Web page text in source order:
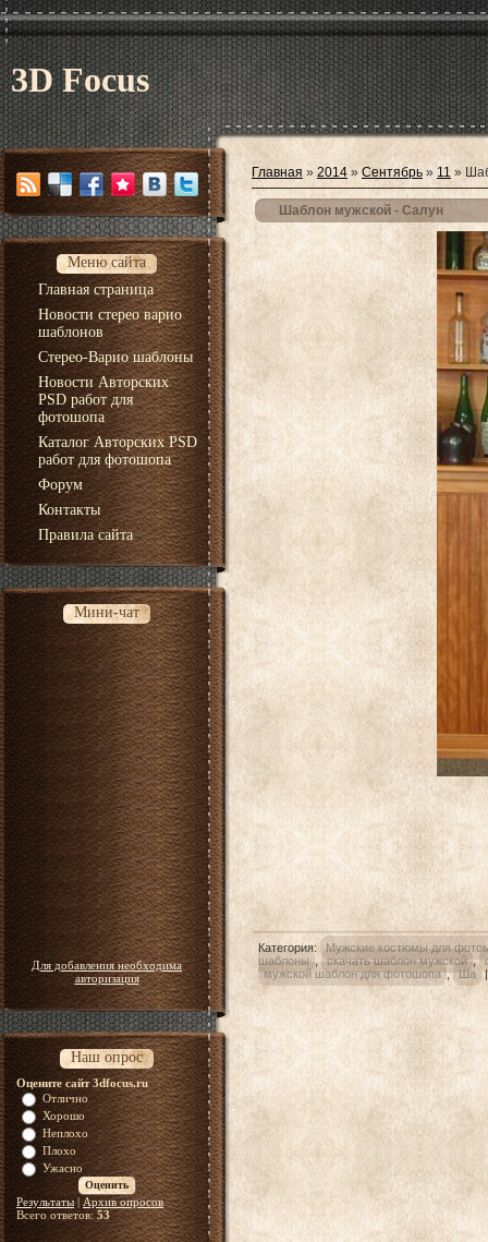
3D Focus
Меню сайта
Главная страница
Новости стерео варио
шаблонов
Стерео-Варио шаблоны
Новости Авторских
PSD работ для
фотошопа
Каталог Авторских PSD
работ для фотошопа
Форум
Контакты
Правила сайта
Мини-чат
Для добавления необходима
авторизация
Наш опрос
Оцените сайт 3dfocus.ru
Отлично
Хорошо
Неплохо
Плохо
Ужасно
Результаты| Архив опросов
Всего ответов:53
Главная » 2014 » Сентябрь » 11 »
Шаблон мужской - Cалун
Категория:
Мужские костюмы для
шаблоны , скачать шаблон мужской ,
мужской шаблон для фотошопа , Ша